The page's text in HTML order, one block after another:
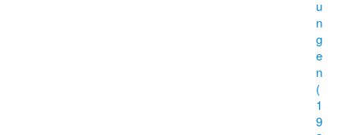
u
n
g
e
n
(
1
9